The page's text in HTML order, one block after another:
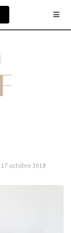
17 octobre 2018